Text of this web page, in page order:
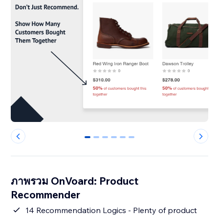
0 1 2 3 4 5
ภาพรวม OnVoard: Product
Recommender
14 Recommendation Logics - Plenty of product